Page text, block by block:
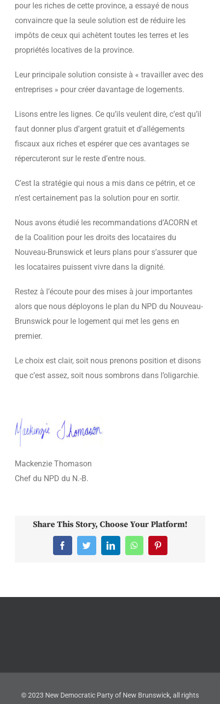
pour les riches de cette province, a essayé de nous
convaincre que la seule solution est de réduire les
impôts de ceux qui achètent toutes les terres et les
propriétés locatives de la province.
Leur principale solution consiste à « travailler avec des
entreprises » pour créer davantage de logements.
Lisons entre les lignes. Ce qu’ils veulent dire, c’est qu’il
faut donner plus d’argent gratuit et d’allégements
fiscaux aux riches et espérer que ces avantages se
répercuteront sur le reste d’entre nous.
C’est la stratégie qui nous a mis dans ce pétrin, et ce
n’est certainement pas la solution pour en sortir.
Nous avons étudié les recommandations d’ACORN et
de la Coalition pour les droits des locataires du
Nouveau-Brunswick et leurs plans pour s’assurer que
les locataires puissent vivre dans la dignité.
Restez à l’écoute pour des mises à jour importantes
alors que nous déployons le plan du NPD du Nouveau-
Brunswick pour le logement qui met les gens en
premier.
Le choix est clair, soit nous prenons position et disons
que c’est assez, soit nous sombrons dans l’oligarchie.
Mackenzie Thomason
Chef du NPD du N.-B.
Share This Story, Choose Your Platform!
FacebookTwitterLinkedInWhatsAppPinterest
© 2023 New Democratic Party of New Brunswick, all rights